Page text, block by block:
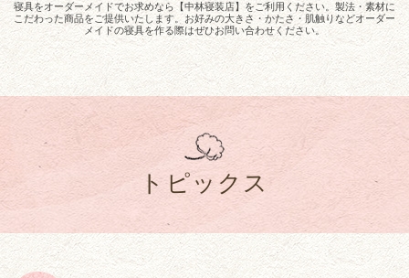
寝具をオーダーメイドでお求めなら【中林寝装店】をご利用ください。製法・素材に
こだわった商品をご提供いたします。お好みの大きさ・かたさ・肌触りなどオーダー
メイドの寝具を作る際はぜひお問い合わせください。
トピックス